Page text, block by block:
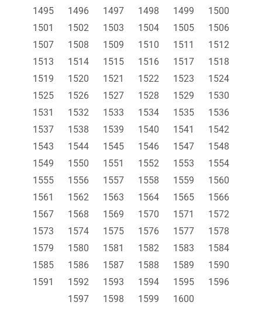
1495
1496 1497 1498 1499
1500
1501
1502 1503 1504 1505
1506
1507
1508 1509 1510 1511
1512
1513
1514 1515 1516 1517
1518
1519
1520 1521 1522 1523
1524
1525
1526 1527 1528 1529
1530
1531
1532 1533 1534 1535
1536
1537
1538 1539 1540 1541
1542
1543
1544 1545 1546 1547
1548
1549
1550 1551 1552 1553
1554
1555
1556 1557 1558 1559
1560
1561
1562 1563 1564 1565
1566
1567
1568 1569 1570 1571
1572
1573
1574 1575 1576 1577
1578
1579
1580 1581 1582 1583
1584
1585
1586 1587 1588 1589
1590
1591
1592 1593 1594 1595
1596
1597
1598 1599 1600